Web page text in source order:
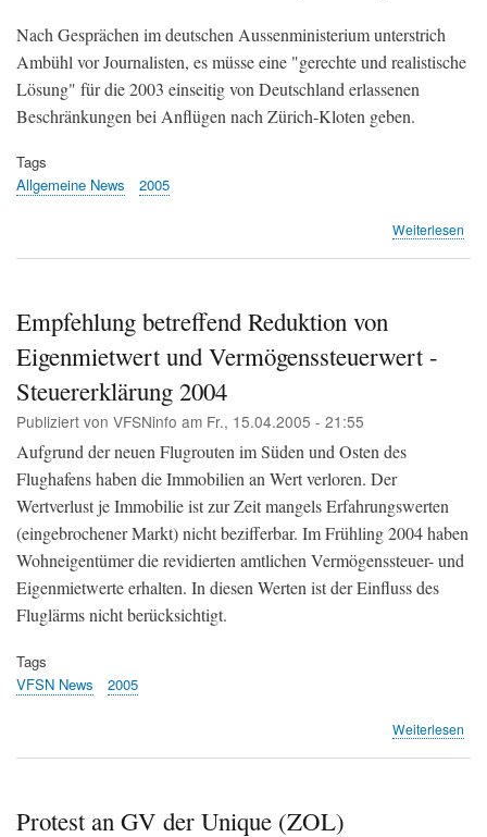
Nach Gesprächen im deutschen Aussenministerium unterstrich
Ambühl vor Journalisten, es müsse eine "gerechte und realistische
Lösung" für die 2003 einseitig von Deutschland erlassenen
Beschränkungen bei Anflügen nach Zürich-Kloten geben.
Tags
Allgemeine News
2005
Weiterlesen
Empfehlung betreffend Reduktion von
Eigenmietwert und Vermögenssteuerwert -
Steuererklärung 2004
Publiziert von VFSNinfo am Fr., 15.04.2005 - 21:55
Aufgrund der neuen Flugrouten im Süden und Osten des
Flughafens haben die Immobilien an Wert verloren. Der
Wertverlust je Immobilie ist zur Zeit mangels Erfahrungswerten
(eingebrochener Markt) nicht bezifferbar. Im Frühling 2004 haben
Wohneigentümer die revidierten amtlichen Vermögenssteuer- und
Eigenmietwerte erhalten. In diesen Werten ist der Einfluss des
Fluglärms nicht berücksichtigt.
Tags
VFSN News
2005
Weiterlesen
Protest an GV der Unique (ZOL)